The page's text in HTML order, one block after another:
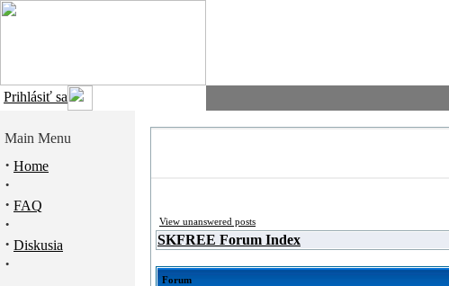
Prihlásiť sa
Main Menu
· Home
·
· FAQ
·
· Diskusia
·
View unanswered posts
SKFREE Forum Index
Forum